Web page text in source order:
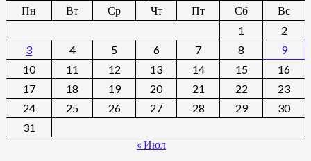
Пн
Вт Ср Чт Пт Сб
Вс
1
2
3
4 5 6 7 8
9
10
11 12 13 14 15
16
17
18 19 20 21 22
23
24
25 26 27 28 29
30
31
« Июл